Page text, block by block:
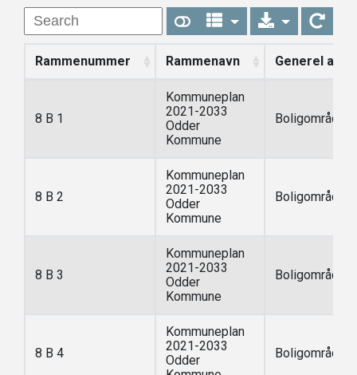
Rammenummer Rammenavn Generel
8 B 1
Kommuneplan
2021-2033
Odder
Kommune
Boligområde
8 B 2
Kommuneplan
2021-2033
Odder
Kommune
Boligområde
8 B 3
Kommuneplan
2021-2033
Odder
Kommune
Boligområde
8 B 4
Kommuneplan
2021-2033
Odder
Boligområde